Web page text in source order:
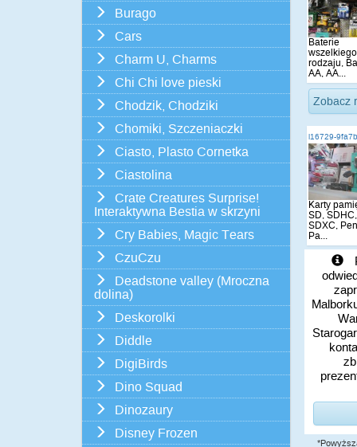
Burago
Cars
Charm U, Charms
Chi Chi love pieski
Chodzik, Chodziki
Chomiki, Szczeniaczki
Ciasto, Plasto Cornetka
Ciastolina
Crate Creatures Surprise!
Interaktywna Bestia w skrzyni
Cry Babies, Magic Tears
CzuCzu
Deadstone valley (Mroczna
dolina)
Deskorolki
Diddle
DigiBirds
Dino Squad
Dinozaury
Disney Frozen
Baterie
wszelkiego
rodzaju,
AA, AA...
Zobacz
i16729-
Karty
SD, SDHC,
SDXC,
Pa...